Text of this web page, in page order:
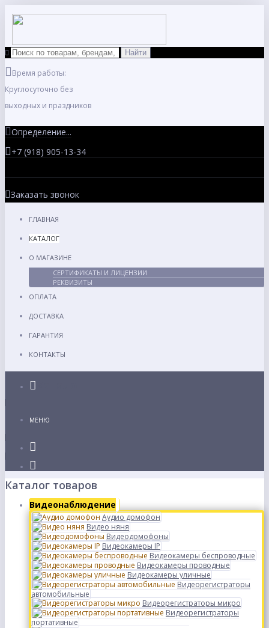
Время работы:
Круглосуточно без
выходных и праздников
Определение...
+7 (918) 905-13-34
Заказать звонок
ГЛАВНАЯ
КАТАЛОГ
О МАГАЗИНЕ
СЕРТИФИКАТЫ И ЛИЦЕНЗИИ
РЕКВИЗИТЫ
ОПЛАТА
ДОСТАВКА
ГАРАНТИЯ
КОНТАКТЫ
МЕНЮ
Каталог товаров
Видеонаблюдение
Аудио домофон
Видео няня
Видеодомофоны
Видеокамеры IP
Видеокамеры беспроводные
Видеокамеры проводные
Видеокамеры уличные
Видеорегистраторы
автомобильные
Видеорегистраторы микро
Видеорегистраторы
портативные